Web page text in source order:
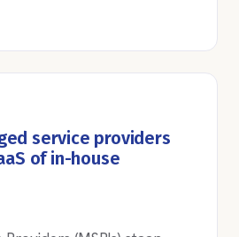
service providers
of in-house